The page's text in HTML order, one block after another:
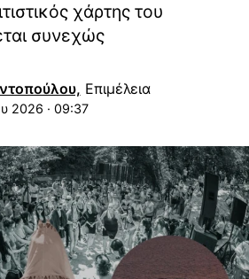
χάρτης του
συνεχώς
Επιμέλεια
2026 · 09:37